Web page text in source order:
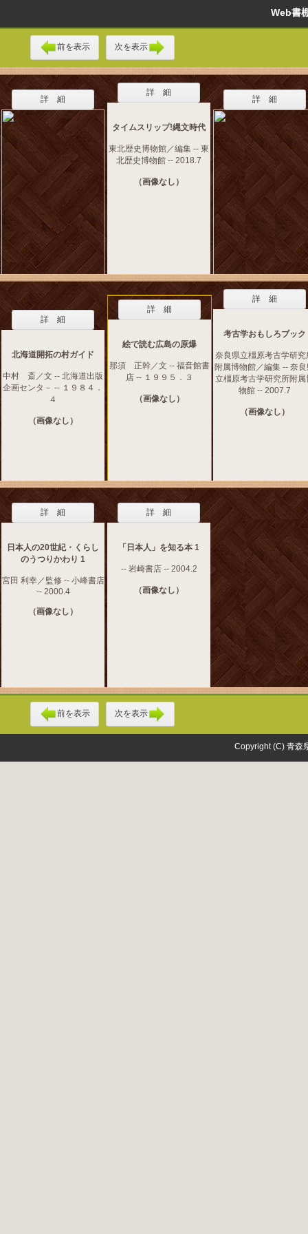
Web
前を表示 次を表示
詳 細
詳 細
タイムスリップ!縄文時代
東北歴史博物館／編集 -- 東
北歴史博物館 -- 2018.7
（画像なし）
詳 細
詳 細
北海道開拓の村ガイド
中村 斎／文 -- 北海道出版
企画センタ－ -- １９８４．
４
（画像なし）
詳 細
絵で読む広島の原爆
那須 正幹／文 -- 福音館書
店 -- １９９５．３
（画像なし）
詳 細
考古学おもしろブック
奈良県立橿原考古学研究
附属博物館／編集 -- 奈
立橿原考古学研究所附属
物館 -- 2007.7
（画像なし）
詳 細
日本人の20世紀・くらし
のうつりかわり 1
宮田 利幸／監修 -- 小峰書店
-- 2000.4
（画像なし）
詳 細
「日本人」を知る本 1
-- 岩崎書店 -- 2004.2
（画像なし）
前を表示 次を表示
Copyright (C) 青森